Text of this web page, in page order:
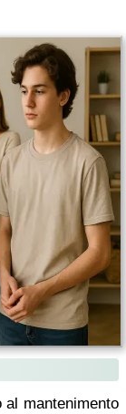
mantenimento